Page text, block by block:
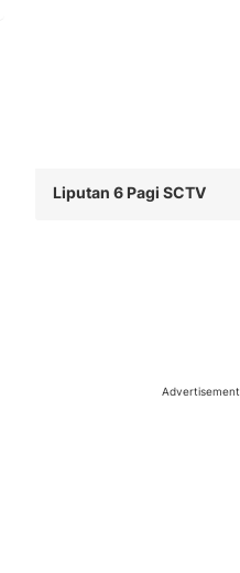
Liputan 6 Pagi SCTV
Advertisement